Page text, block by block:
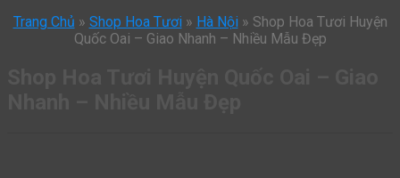
Trang Chủ » Shop Hoa Tươi» Hà Nội» Shop Hoa Tươi Huyện
Quốc Oai – Giao Nhanh – Nhiều Mẫu Đẹp